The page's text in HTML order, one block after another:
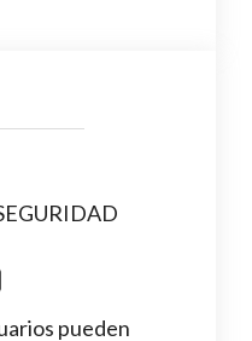
pueden